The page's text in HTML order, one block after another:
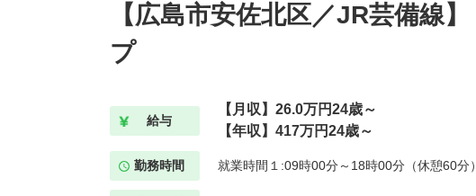
【広島市安佐北区／JR芸備線
プ
給与
【月収】26.0万円24歳～
【年収】417万円24歳～
勤務時間 就業時間１:09時00分～18時00分（休憩60分）